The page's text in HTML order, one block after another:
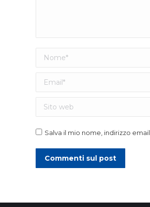
Nome *
Email *
Sito web
Salva il mio nome, indirizzo
Commenti sul post